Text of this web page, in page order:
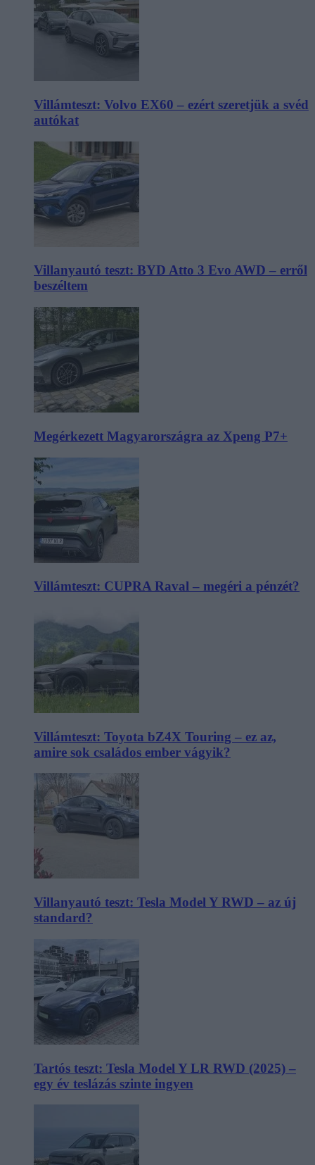
Villámteszt: Volvo EX60 – ezért szeretjük a svéd
autókat
Villanyautó teszt: BYD Atto 3 Evo AWD – erről
beszéltem
Megérkezett Magyarországra az Xpeng P7+
Villámteszt: CUPRA Raval – megéri a pénzét?
Villámteszt: Toyota bZ4X Touring – ez az,
amire sok családos ember vágyik?
Villanyautó teszt: Tesla Model Y RWD – az új
standard?
Tartós teszt: Tesla Model Y LR RWD (2025) –
egy év teslázás szinte ingyen